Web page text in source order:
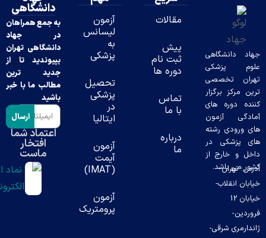
برگزار
های
آزمون
رشته
در
از
باشد.
شرقی-
ثبت نام
دوره ها
تماس
با ما
درباره
ما
پرومتریک
دانشگاهی
به جمع همراهان
در جهاد
دانشگاهی تهران
بپیوندید تا از
جدید ترین
مطالب ما با خبر
باشید
ارسال
اعتماد شما